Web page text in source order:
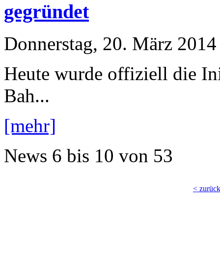
gegründet
Donnerstag, 20. März 2014
Heute wurde offiziell die
Bah...
[mehr]
News 6 bis 10 von 53
< zurück